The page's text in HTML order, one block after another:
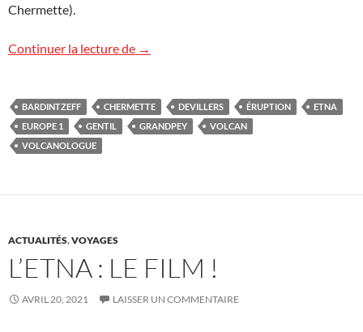
Chermette).
Continuer la lecture de L’Etna sur Europe 1
→
BARDINTZEFF CHERMETTE DEVILLERS ÉRUPTION
ETNA
EUROPE 1
GENTIL GRANDPEY
VOLCAN
VOLCANOLOGUE
ACTUALITÉS,VOYAGES
L’ETNA : LE FILM !
AVRIL 20, 2021 LAISSER UN COMMENTAIRE